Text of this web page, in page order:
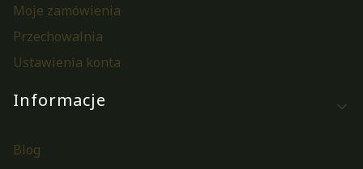
Moje zamówienia
Przechowalnia
Ustawienia konta
Informacje
Blog